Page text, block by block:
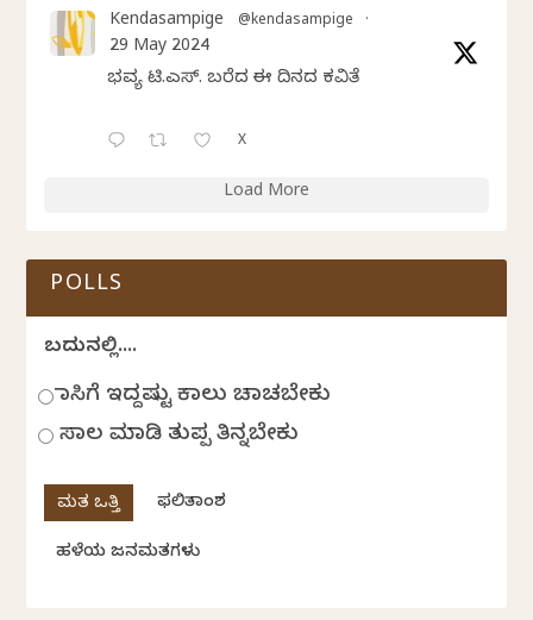
Kendasampige @kendasampige ·
29 May 2024
ಭವ್ಯ ಟಿ.ಎಸ್. ಬರೆದ ಈ ದಿನದ ಕವಿತೆ
X
Load More
POLLS
ಬದುಕಿನಲ್ಲಿ....
ಹಾಸಿಗೆ ಇದ್ದಷ್ಟು ಕಾಲು ಚಾಚಬೇಕು
ಸಾಲ ಮಾಡಿ ತುಪ್ಪ ತಿನ್ನಬೇಕು
ಫಲಿತಾಂಶ
ಹಳೆಯ ಜನಮತಗಳು